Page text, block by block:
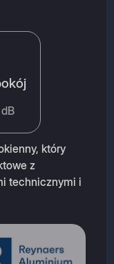
który
z
technicznymi i